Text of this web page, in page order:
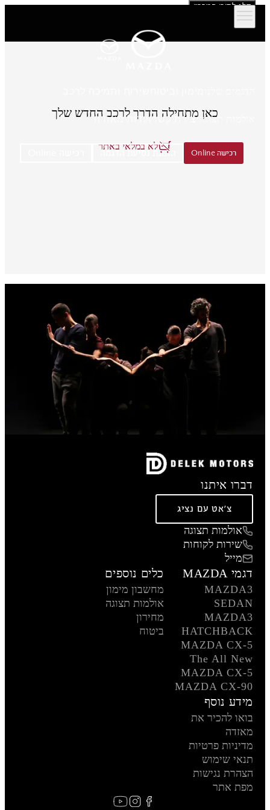
דלג לתוכן המרכזי
אולמות תצוגהיצירת קשר אודות מאזדה
רכישה Online הזמנת נסיעת הדגמה
כאן מתחילה הדרך לרכב החדש שלך
לא במלאי באתר
דברו איתנו
צ'אט עם נציג
אולמות תצוגה
שירות לקוחות
מייל
דגמי MAZDA
MAZDA3
SEDAN
MAZDA3
HATCHBACK
MAZDA CX-5
The All New
MAZDA CX-5
MAZDA CX-90
כלים נוספים
מחשבון מימון
אולמות תצוגה
מחירון
ביטוח
מידע נוסף
בואו להכיר את
מאזדה
מדיניות פרטיות
תנאי שימוש
הצהרת נגישות
מפת אתר